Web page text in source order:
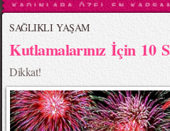
SAĞLIKLI YAŞAM
Kutlamalarınız İçin 10
Dikkat!